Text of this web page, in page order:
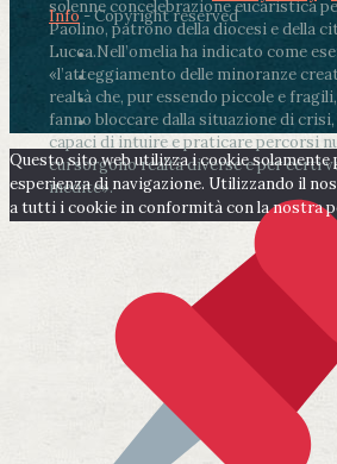
solenne concelebrazione eucaristica
Paolino, patrono della diocesi e della
Lucca.Nell’omelia ha indicato come
«l’atteggiamento delle minoranze
realtà che, pur essendo piccole e
fanno bloccare dalla situazione di crisi,
capaci di intuire e praticare percorsi
cui sorgono realtà diverse e per certi
inedite».
Info- Copyright reserved
Questo sito web utilizza i cookie solamente
esperienza di navigazione. Utilizzando il
a tutti i cookie in conformità con la nostra